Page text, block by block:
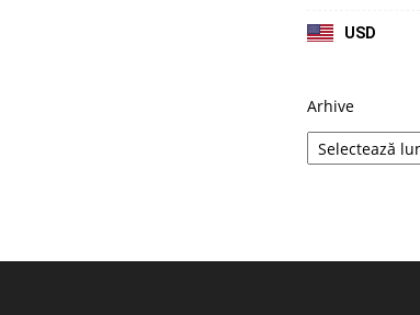
USD
Arhive